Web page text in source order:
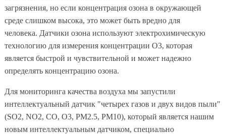
загрязнения, но если концентрация озона в окружающей
среде слишком высока, это может быть вредно для
человека. Датчики озона используют электрохимическую
технологию для измерения концентрации O3, которая
является быстрой и чувствительной и может надежно
определять концентрацию озона.
Для мониторинга качества воздуха мы запустили
интеллектуальный датчик "четырех газов и двух видов пыли"
(SO2, NO2, CO, O3, PM2.5, PM10), который является нашим
новым интеллектуальным датчиком, специально